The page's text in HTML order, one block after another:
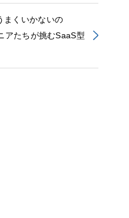
まくいかないの
アたちが挑むSaaS型